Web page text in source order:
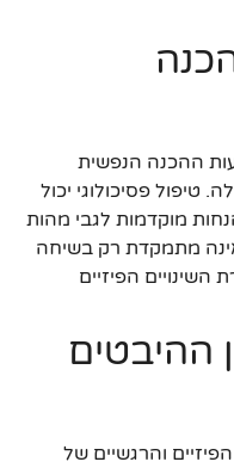
ההכנה הנפשית
טיפול פסיכולוגי יכול
מוקדמות לגבי מהות
מתמקדת רק בשיחה
הפיזיים
ההיבטים
והרגשיים של